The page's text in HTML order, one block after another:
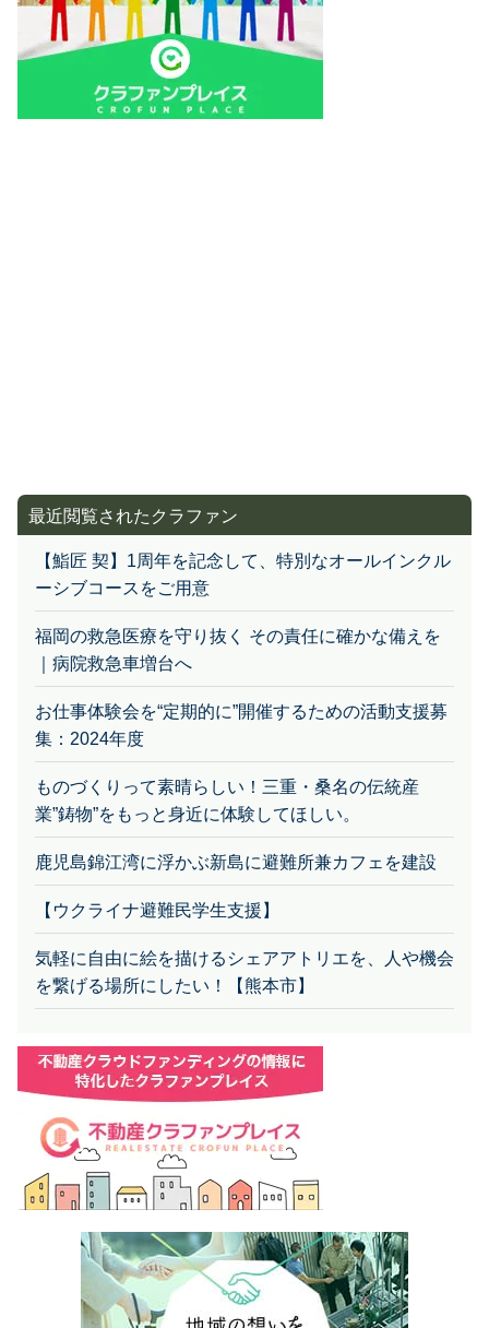
最近閲覧されたクラファン
【鮨匠 契】1周年を記念して、特別なオールインクル
ーシブコースをご用意
福岡の救急医療を守り抜く その責任に確かな備えを
｜病院救急車増台へ
お仕事体験会を“定期的に”開催するための活動支援募
集：2024年度
ものづくりって素晴らしい！三重・桑名の伝統産
業”鋳物”をもっと身近に体験してほしい。
鹿児島錦江湾に浮かぶ新島に避難所兼カフェを建設
【ウクライナ避難民学生支援】
気軽に自由に絵を描けるシェアアトリエを、人や機会
を繋げる場所にしたい！【熊本市】